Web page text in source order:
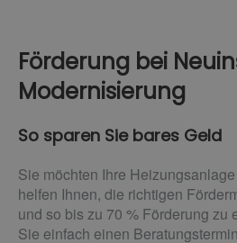
Förderung bei
Modernisierung
So sparen Sie bares Geld
Sie möchten Ihre
helfen Ihnen, die richtigen
und so bis zu 70 % Förderung zu
Sie einfach einen